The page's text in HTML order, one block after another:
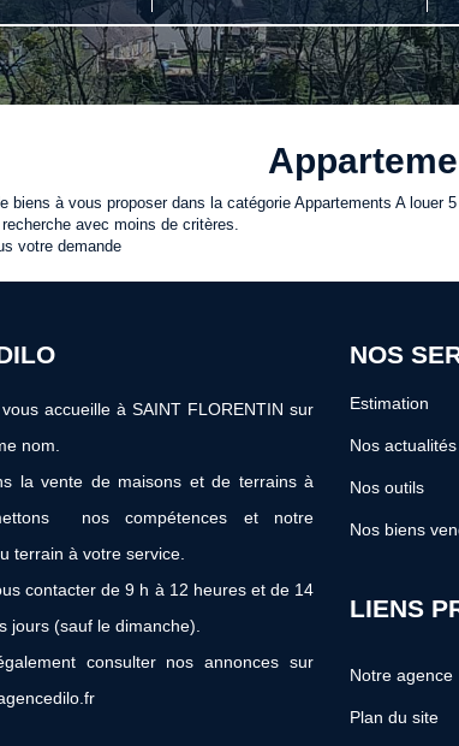
biens à vous proposer dans la catégorie Appartements A
avec moins de critères.
votre demande
accueille à SAINT FLORENTIN sur
nom.
la vente de maisons et de terrains à
nos compétences et notre
terrain à votre service.
contacter de 9 h à 12 heures et de 14
jours (sauf le dimanche).
consulter nos annonces sur
NOS
Estimation
Nos actualités
Nos outils
Nos biens
LIENS
Notre agence
Plan du site